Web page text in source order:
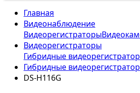
Главная
Видеонаблюдение
Видеорегистраторы
Видеорегистраторы
Гибридные
Гибридные
DS-H116G